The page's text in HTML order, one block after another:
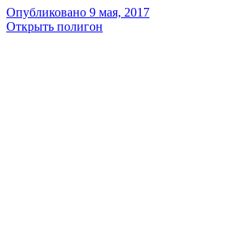
Опубликовано 9 мая, 2017
Открыть полигон